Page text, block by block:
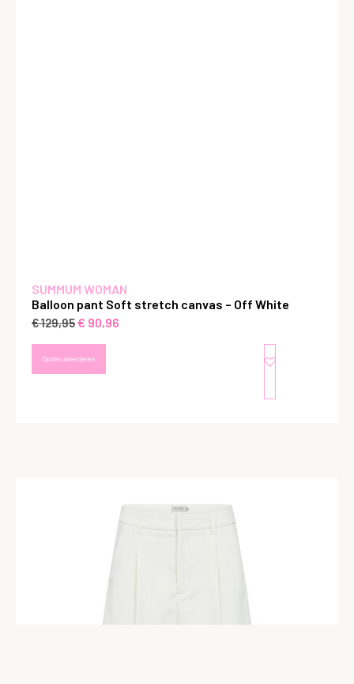
SUMMUM WOMAN
Balloon pant Soft stretch canvas – Off White
€129,95€ 90,96
Opties selecteren